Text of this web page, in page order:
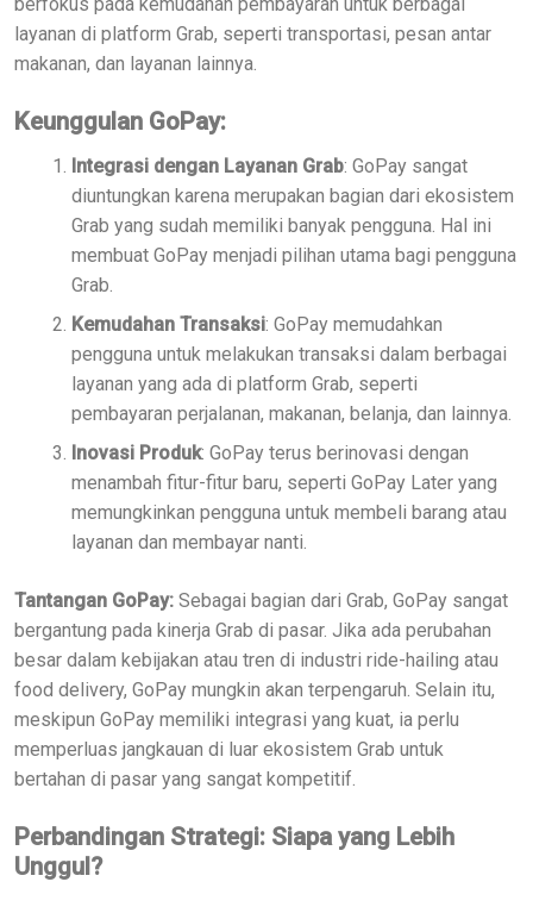
layanan di platform Grab, seperti transportasi, pesan antar
makanan, dan layanan lainnya.
Keunggulan GoPay:
Integrasi dengan Layanan Grab: GoPay sangat
diuntungkan karena merupakan bagian dari ekosistem
Grab yang sudah memiliki banyak pengguna. Hal ini
membuat GoPay menjadi pilihan utama bagi pengguna
Grab.
Kemudahan Transaksi: GoPay memudahkan
pengguna untuk melakukan transaksi dalam berbagai
layanan yang ada di platform Grab, seperti
pembayaran perjalanan, makanan, belanja, dan lainnya.
Inovasi Produk: GoPay terus berinovasi dengan
menambah fitur-fitur baru, seperti GoPay Later yang
memungkinkan pengguna untuk membeli barang atau
layanan dan membayar nanti.
Tantangan GoPay: Sebagai bagian dari Grab, GoPay sangat
bergantung pada kinerja Grab di pasar. Jika ada perubahan
besar dalam kebijakan atau tren di industri ride-hailing atau
food delivery, GoPay mungkin akan terpengaruh. Selain itu,
meskipun GoPay memiliki integrasi yang kuat, ia perlu
memperluas jangkauan di luar ekosistem Grab untuk
bertahan di pasar yang sangat kompetitif.
Perbandingan Strategi: Siapa yang Lebih
Unggul?